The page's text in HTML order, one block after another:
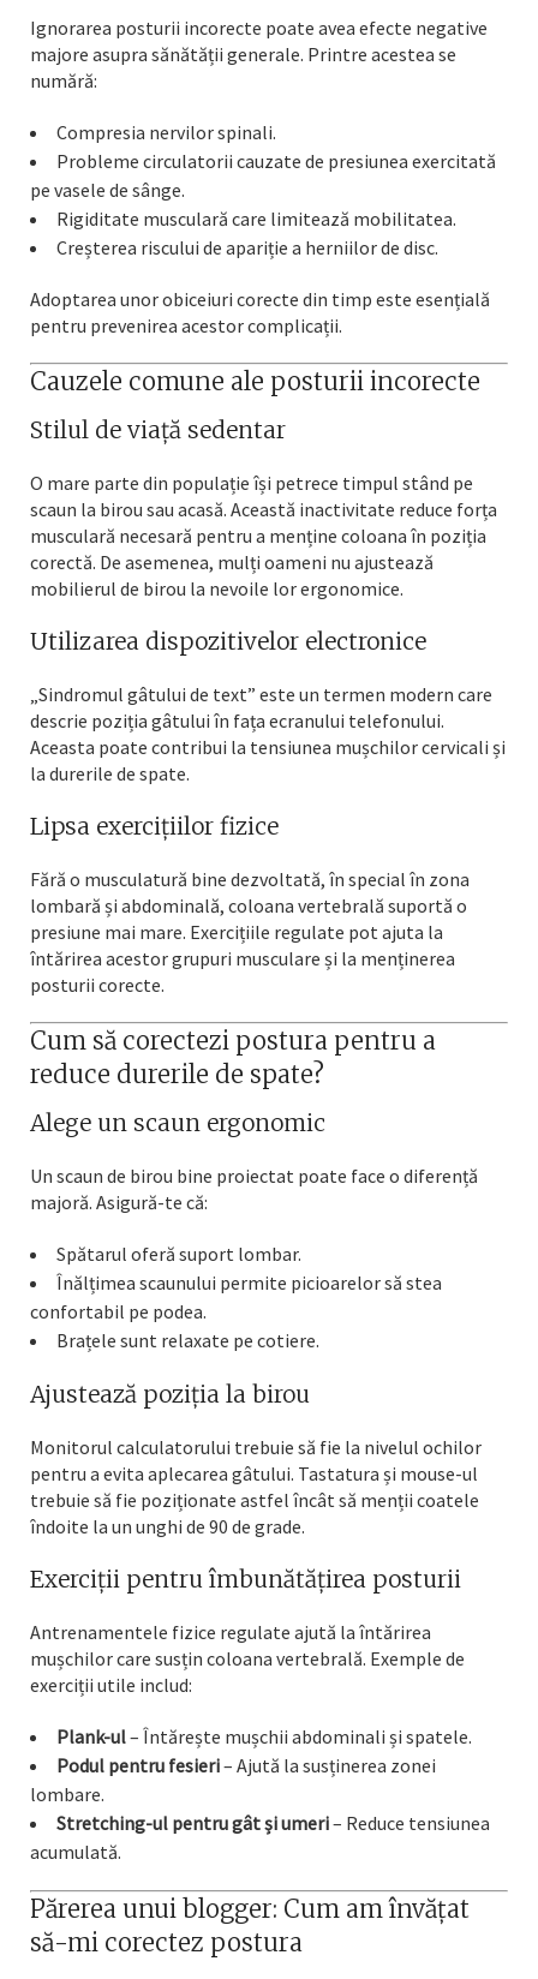
Ignorarea posturii incorecte poate avea efecte negative
majore asupra sănătății generale. Printre acestea se
numără:
Compresia nervilor spinali.
Probleme circulatorii cauzate de presiunea exercitată
pe vasele de sânge.
Rigiditate musculară care limitează mobilitatea.
Creșterea riscului de apariție a herniilor de disc.
Adoptarea unor obiceiuri corecte din timp este esențială
pentru prevenirea acestor complicații.
Cauzele comune ale posturii incorecte
Stilul de viață sedentar
O mare parte din populație își petrece timpul stând pe
scaun la birou sau acasă. Această inactivitate reduce forța
musculară necesară pentru a menține coloana în poziția
corectă. De asemenea, mulți oameni nu ajustează
mobilierul de birou la nevoile lor ergonomice.
Utilizarea dispozitivelor electronice
„Sindromul gâtului de text” este un termen modern care
descrie poziția gâtului în fața ecranului telefonului.
Aceasta poate contribui la tensiunea mușchilor cervicali și
la durerile de spate.
Lipsa exercițiilor fizice
Fără o musculatură bine dezvoltată, în special în zona
lombară și abdominală, coloana vertebrală suportă o
presiune mai mare. Exercițiile regulate pot ajuta la
întărirea acestor grupuri musculare și la menținerea
posturii corecte.
Cum să corectezi postura pentru a
reduce durerile de spate?
Alege un scaun ergonomic
Un scaun de birou bine proiectat poate face o diferență
majoră. Asigură-te că:
Spătarul oferă suport lombar.
Înălțimea scaunului permite picioarelor să stea
confortabil pe podea.
Brațele sunt relaxate pe cotiere.
Ajustează poziția la birou
Monitorul calculatorului trebuie să fie la nivelul ochilor
pentru a evita aplecarea gâtului. Tastatura și mouse-ul
trebuie să fie poziționate astfel încât să menții coatele
îndoite la un unghi de 90 de grade.
Exerciții pentru îmbunătățirea posturii
Antrenamentele fizice regulate ajută la întărirea
mușchilor care susțin coloana vertebrală. Exemple de
exerciții utile includ:
Plank-ul– Întărește mușchii abdominali și spatele.
Podul pentru fesieri– Ajută la susținerea zonei
lombare.
Stretching-ul pentru gât și umeri– Reduce tensiunea
acumulată.
Părerea unui blogger: Cum am învățat
să-mi corectez postura